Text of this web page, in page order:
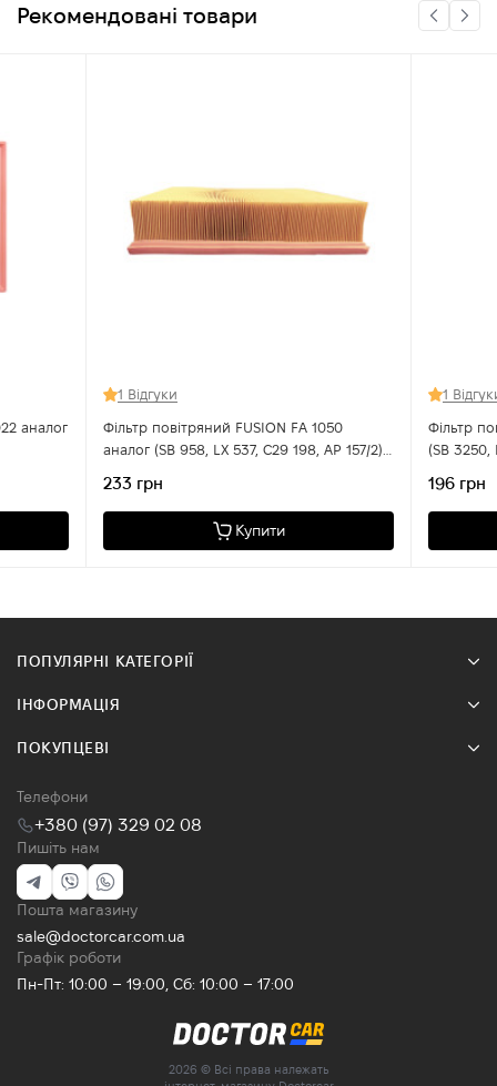
Рекомендовані товари
аналог
1 Відгуки
Фільтр повітряний FUSION FA 1050
аналог (SB 958, LX 537, C29 198, AP 157/2)
233 грн
Купити
1
Фільтр
(SB 3250, LX
196 грн
ПОПУЛЯРНІ КАТЕГОРІЇ
ІНФОРМАЦІЯ
ПОКУПЦЕВІ
Телефони
+380 (97) 329 02 08
Пишіть нам
Пошта магазину
sale@doctorcar.com.ua
Графік роботи
Пн-Пт: 10:00 – 19:00, Сб: 10:00 – 17:00
2026 © Всі права належать